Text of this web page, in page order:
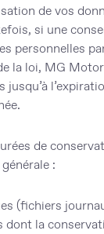
de vos
si une
personnelles
la loi, MG
jusqu’à
de
:
(fichiers
dont la